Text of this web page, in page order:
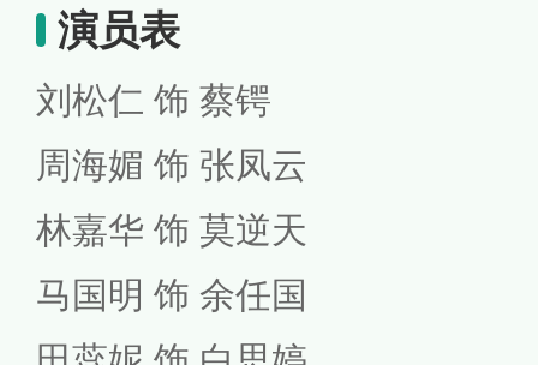
演员表
刘松仁 饰 蔡锷
周海媚 饰 张凤云
林嘉华 饰 莫逆天
马国明 饰 余任国